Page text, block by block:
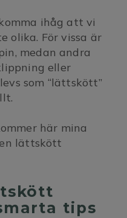
ihåg att vi
olika. För vissa är
medan andra
eller
som “lättskött”
här mina
lättskött
tips